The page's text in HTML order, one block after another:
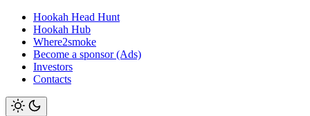
Hookah Head Hunt
Hookah Hub
Where2smoke
Become a sponsor (Ads)
Investors
Contacts